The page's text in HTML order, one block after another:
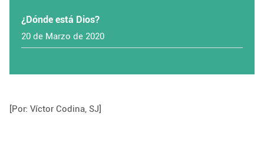
¿Dónde está Dios?
20 de Marzo de 2020
[Por: Víctor Codina, SJ]